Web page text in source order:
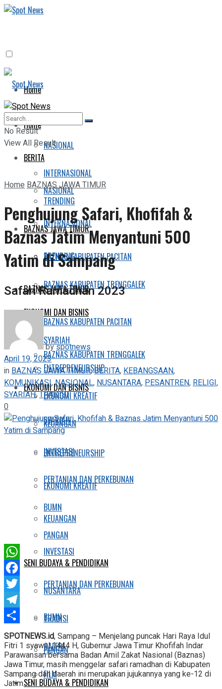
Home
BERITA
NASIONAL
INTERNASIONAL
TRENDING
BAZNAS JAWA TIMUR
BAZNAS KABUPATEN PACITAN
BAZNAS KABUPATEN TRENGGALEK
EKONOMI DAN BISNIS
SYARIAH
ENTREPRENEURSHIP
EKONOMI KREATIF
KEUANGAN
INVESTASI
PERTANIAN DAN PERKEBUNAN
BUMN
PANGAN
SENI BUDAYA & PENDIDIKAN
NUSANTARA
TRADISI
GALERI
FILM
Home
BERITA
NASIONAL
INTERNASIONAL
TRENDING
BAZNAS JAWA TIMUR
BAZNAS KABUPATEN PACITAN
BAZNAS KABUPATEN TRENGGALEK
EKONOMI DAN BISNIS
SYARIAH
ENTREPRENEURSHIP
EKONOMI KREATIF
KEUANGAN
INVESTASI
PERTANIAN DAN PERKEBUNAN
BUMN
PANGAN
SENI BUDAYA & PENDIDIKAN
No Result
View All Result
HomeBAZNAS JAWA TIMUR
Penghujung Safari, Khofifah &
Baznas Jatim Menyantuni 500
Yatim di Sampang
Safari Ramadhan 2023
byspotnews
April 19, 2023
in BAZNAS JAWA TIMUR,BERITA, KEBANGSAAN,
KOMUNIKASI,NASIONAL, NUSANTARA, PESANTREN, RELIGI,
SYARIAH,TRADISI
0
WhatsApp
Facebook
Twitter
Telegram
Share
SPOTNEWS.id, Sampang – Menjelang puncak Hari Raya Idul
Fitri 1 syawal 1444 H, Gubernur Jawa Timur Khofifah Indar
Parawansan bersama Badan Amil Zakat Nasional (Baznas)
Jawa Timur, masih menggelar safari ramadhan di Kabupaten
Sampang dan daerah ini merupakan jujukannya yang ke-12 di
Jatim.